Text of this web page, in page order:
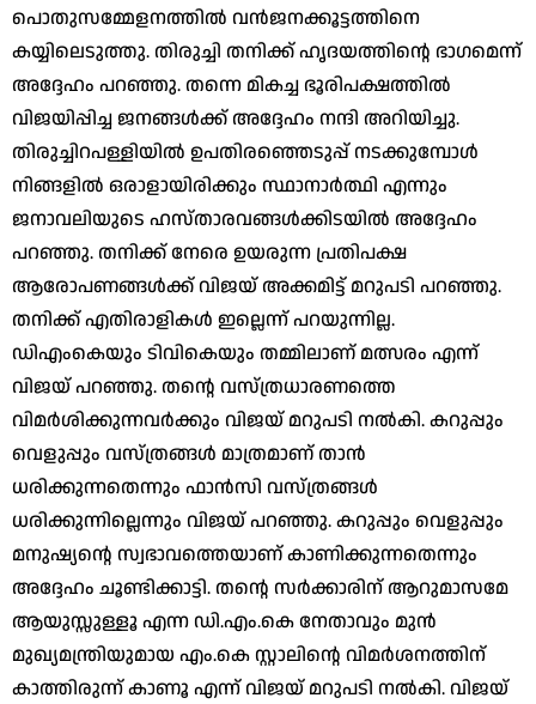
പൊതുസമ്മേളനത്തില്‍ വന്‍ജനക്കൂട്ടത്തിനെ
കയ്യിലെടുത്തു. തിരുച്ചി തനിക്ക് ഹൃദയത്തിന്റെ ഭാഗമെന്ന്
അദ്ദേഹം പറഞ്ഞു. തന്നെ മികച്ച ഭൂരിപക്ഷത്തില്‍
വിജയിപ്പിച്ച ജനങ്ങള്‍ക്ക് അദ്ദേഹം നന്ദി അറിയിച്ചു.
തിരുച്ചിറപള്ളിയില്‍ ഉപതിരഞ്ഞെടുപ്പ് നടക്കുമ്പോള്‍
നിങ്ങളില്‍ ഒരാളായിരിക്കും സ്ഥാനാര്‍ത്ഥി എന്നും
ജനാവലിയുടെ ഹസ്താരവങ്ങള്‍ക്കിടയില്‍ അദ്ദേഹം
പറഞ്ഞു. തനിക്ക് നേരെ ഉയരുന്ന പ്രതിപക്ഷ
ആരോപണങ്ങള്‍ക്ക് വിജയ് അക്കമിട്ട് മറുപടി പറഞ്ഞു.
തനിക്ക് എതിരാളികള്‍ ഇല്ലെന്ന് പറയുന്നില്ല.
ഡിഎംകെയും ടിവികെയും തമ്മിലാണ് മത്സരം എന്ന്
വിജയ് പറഞ്ഞു. തന്റെ വസ്ത്രധാരണത്തെ
വിമര്‍ശിക്കുന്നവര്‍ക്കും വിജയ് മറുപടി നല്‍കി. കറുപ്പും
വെളുപ്പും വസ്ത്രങ്ങള്‍ മാത്രമാണ് താന്‍
ധരിക്കുന്നതെന്നും ഫാന്‍സി വസ്ത്രങ്ങള്‍
ധരിക്കുന്നില്ലെന്നും വിജയ് പറഞ്ഞു. കറുപ്പും വെളുപ്പും
മനുഷ്യന്റെ സ്വഭാവത്തെയാണ് കാണിക്കുന്നതെന്നും
അദ്ദേഹം ചൂണ്ടിക്കാട്ടി. തന്റെ സര്‍ക്കാരിന് ആറുമാസമേ
ആയുസ്സുള്ളൂ എന്ന ഡി.എം.കെ നേതാവും മുന്‍
മുഖ്യമന്ത്രിയുമായ എം.കെ സ്റ്റാലിന്റെ വിമര്‍ശനത്തിന്
കാത്തിരുന്ന് കാണൂ എന്ന് വിജയ് മറുപടി നല്‍കി. വിജയ്